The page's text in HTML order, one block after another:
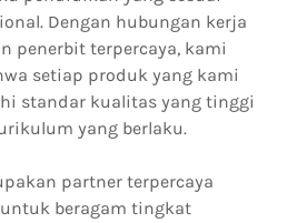
Dengan hubungan kerja
penerbit terpercaya, kami
setiap produk yang kami
standar kualitas yang tinggi
yang berlaku.
partner terpercaya
beragam tingkat